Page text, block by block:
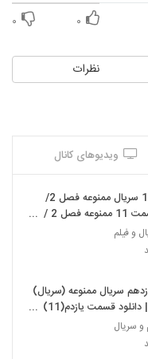
۰ ۰
نظرات
ویدیوهای کانال
قسمت 11 سریال ممنوعه فصل 2/
دانلود قسمت 11 ممنوعه فصل 2 /
و فیلم
سریال ممنوعه (سریال)
(قانونی) | دانلود قسمت یازدم(11)
. یازده
و سریال